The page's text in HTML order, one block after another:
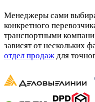
Менеджеры сами
конкретного
транспортными
зависят от нескольких
отдел продаж для